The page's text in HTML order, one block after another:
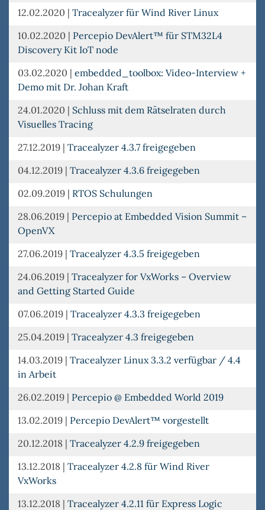
12.02.2020 | Tracealyzer für Wind River Linux
10.02.2020 | Percepio DevAlert™ für STM32L4
Discovery Kit IoT node
03.02.2020 | embedded_toolbox: Video-Interview +
Demo mit Dr. Johan Kraft
24.01.2020 | Schluss mit dem Rätselraten durch
Visuelles Tracing
27.12.2019 | Tracealyzer 4.3.7 freigegeben
04.12.2019 | Tracealyzer 4.3.6 freigegeben
02.09.2019 | RTOS Schulungen
28.06.2019 | Percepio at Embedded Vision Summit –
OpenVX
27.06.2019 | Tracealyzer 4.3.5 freigegeben
24.06.2019 | Tracealyzer for VxWorks – Overview
and Getting Started Guide
07.06.2019 | Tracealyzer 4.3.3 freigegeben
25.04.2019 | Tracealyzer 4.3 freigegeben
14.03.2019 | Tracealyzer Linux 3.3.2 verfügbar / 4.4
in Arbeit
26.02.2019 | Percepio @ Embedded World 2019
13.02.2019 | Percepio DevAlert™ vorgestellt
20.12.2018 | Tracealyzer 4.2.9 freigegeben
13.12.2018 | Tracealyzer 4.2.8 für Wind River
VxWorks
13.12.2018 | Tracealyzer 4.2.11 für Express Logic